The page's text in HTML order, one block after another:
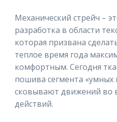
Механический стрейч –
разработка в области
которая призвана
теплое время года
комфортным. Сегодня
пошива сегмента
сковывают движений во
действий.